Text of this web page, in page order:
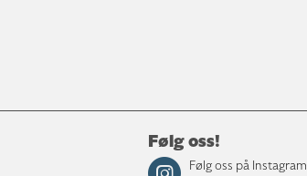
Følg oss!
Følg oss på Instagram